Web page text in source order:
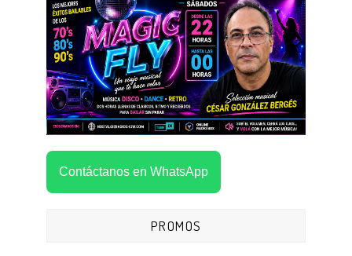
Contáctanos en WhatsApp
PROMOS